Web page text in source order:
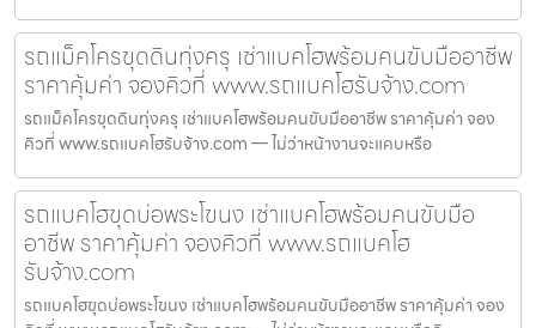
รถแม็คโครขุดดินทุ่งครุ เช่าแบคโฮพร้อมคนขับมืออาชีพ
ราคาคุ้มค่า จองคิวที่ www.รถแบคโฮรับจ้าง.com
รถแม็คโครขุดดินทุ่งครุ เช่าแบคโฮพร้อมคนขับมืออาชีพ ราคาคุ้มค่า จอง
คิวที่ www.รถแบคโฮรับจ้าง.com — ไม่ว่าหน้างานจะแคบหรือ
รถแบคโฮขุดบ่อพระโขนง เช่าแบคโฮพร้อมคนขับมือ
อาชีพ ราคาคุ้มค่า จองคิวที่ www.รถแบคโฮ
รับจ้าง.com
รถแบคโฮขุดบ่อพระโขนง เช่าแบคโฮพร้อมคนขับมืออาชีพ ราคาคุ้มค่า จอง